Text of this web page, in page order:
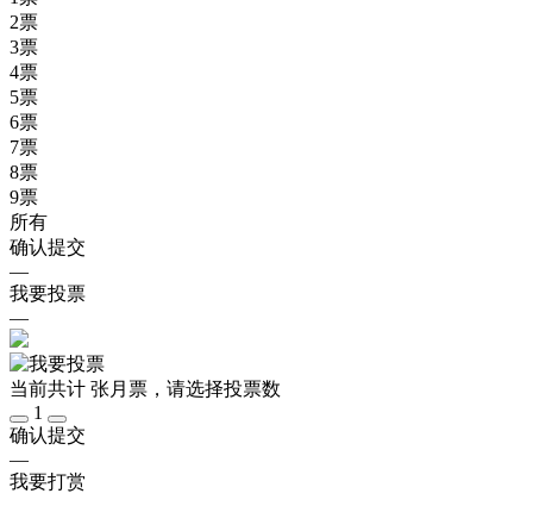
2票
3票
4票
5票
6票
7票
8票
9票
所有
确认提交
—
我要投票
—
当前共计 张月票，请选择投票数
1
确认提交
—
我要打赏